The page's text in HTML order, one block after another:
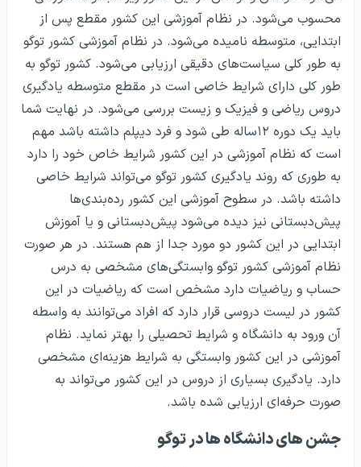
محسوب می‌شود. در نظام آموزشی این کشور مقطع پس از
ابتدایی، متوسطه نامیده می‌شود. در نظام آموزشی کشور توگو
به طور کلی سیاست‌های دقیقی ارزیابی می‌شود. کشور توگو به
طور کلی دارای شرایط خاصی است در مقطع متوسطه یادگیری
دروس ریاضی و فیزیک و زیست بررسی می‌شود. در نهایت شما
باید یک دوره ۱۲ساله طی شود و فرد دیپلم داشته باشد مهم
است که نظام آموزشی در این کشور شرایط خاص خود را دارد
به طوری که روند یادگیری کشور توگو می‌تواند شرایط خاصی
داشته باشد. در سطوح آموزشی این کشور رده‌بندی‌ها
پیش‌دبستانی نیز دیده می‌شود پیش‌دبستانی و یا آموزش
ابتدایی در این کشور دو مورد جدا از هم هستند. در هر صورت
نظام آموزشی کشور توگو وابستگی‌های مشخصی به درس
حساب و ریاضیات دارد مشخص است که ریاضیات در این
کشور در لیست دروسی قرار دارد که افراد می‌توانند به واسطه
آن ورود به دانشگاه و شرایط تحصیلی را بهتر نماید. نظام
آموزشی در این کشور وابستگی به شرایط هزینه‌ای مشخصی
دارد. یادگیری بسیاری از دروس در این کشور می‌تواند به
صورت حرفه‌ای ارزیابی شده باشد.
جشن های دانشگاه ها در توگو